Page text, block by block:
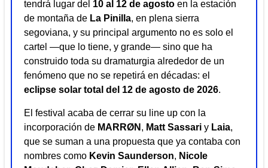
tendrá lugar del 10 al 12 de agosto en la estación
de montaña de La Pinilla, en plena sierra
segoviana, y su principal argumento no es solo el
cartel —que lo tiene, y grande— sino que ha
construido toda su dramaturgia alrededor de un
fenómeno que no se repetirá en décadas: el
eclipse solar total del 12 de agosto de 2026.
El festival acaba de cerrar su line up con la
incorporación de MARRØN , Matt Sassari y Laia,
que se suman a una propuesta que ya contaba con
nombres como Kevin Saunderson, Nicole